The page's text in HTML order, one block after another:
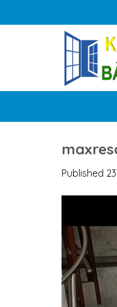
to
Published